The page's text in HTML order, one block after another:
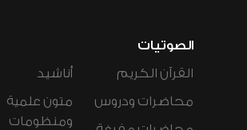
الصوتيات
القرآن الكريم
محاضرات ودروس
أناشيد
متون علمية
ومنظومات